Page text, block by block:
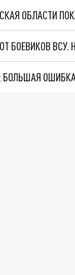
БОЕВИКОВ